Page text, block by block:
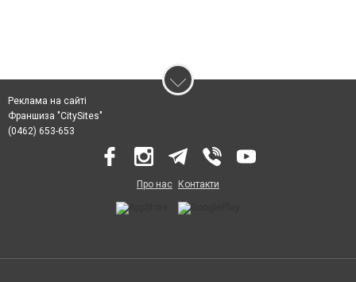
Реклама на сайті
Франшиза "CitySites"
(0462) 653-653
Про нас Контакти